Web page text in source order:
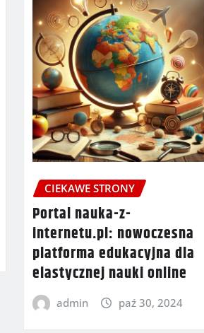
CIEKAWE STRONY
Portal nauka-z-
internetu.pl: nowoczesna
platforma edukacyjna dla
elastycznej nauki online
admin paź 30, 2024